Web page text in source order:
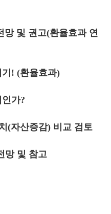
망 및 권고(환율효과 연
기! (환율효과)
가?
(자산증감) 비교 검토
망 및 참고